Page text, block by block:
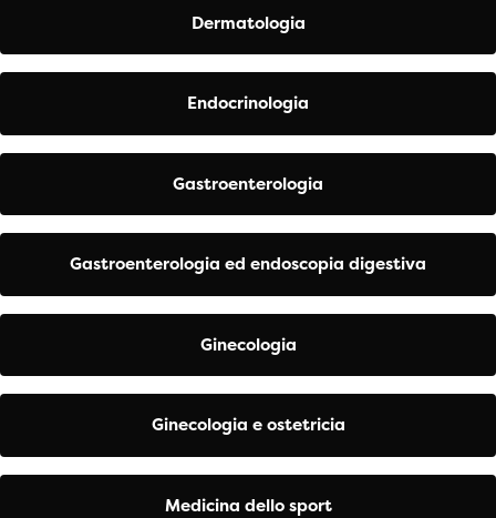
Dermatologia
Endocrinologia
Gastroenterologia
Gastroenterologia ed endoscopia digestiva
Ginecologia
Ginecologia e ostetricia
Medicina dello sport